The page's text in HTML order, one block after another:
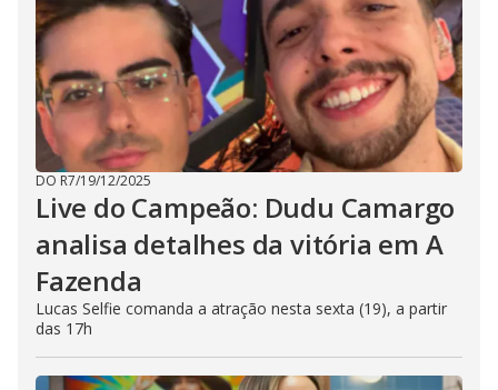
DO R7/19/12/2025
Live do Campeão: Dudu Camargo
analisa detalhes da vitória em A
Fazenda
Lucas Selfie comanda a atração nesta sexta (19), a partir
das 17h